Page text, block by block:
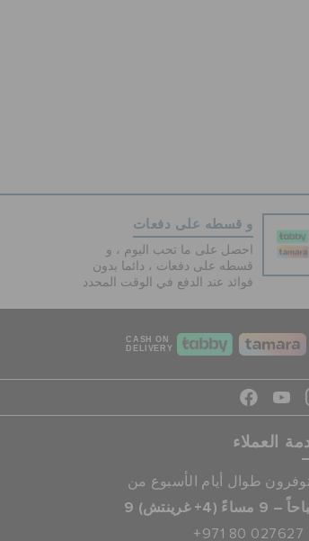
و قسطه على دفعات
احصل على ما تحب اليوم ، و
قسطه على دفعات ، دائما بدون
فوائد عند الدفع في الوقت المحدد
CASH ON
DELIVERY
العملاء
9 مساءً (4+ غرينتش)
+971 80 027627